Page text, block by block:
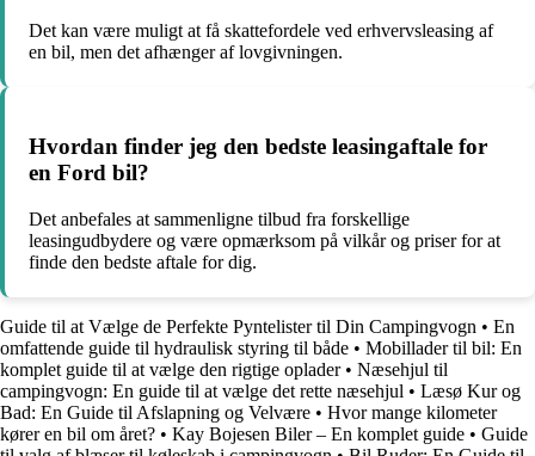
Det kan være muligt at få skattefordele ved erhvervsleasing af
en bil, men det afhænger af lovgivningen.
Hvordan finder jeg den bedste leasingaftale for
en Ford bil?
Det anbefales at sammenligne tilbud fra forskellige
leasingudbydere og være opmærksom på vilkår og priser for at
finde den bedste aftale for dig.
Guide til at Vælge de Perfekte Pyntelister til Din Campingvogn • En
omfattende guide til hydraulisk styring til både • Mobillader til bil: En
komplet guide til at vælge den rigtige oplader• Næsehjul til
campingvogn: En guide til at vælge det rette næsehjul • Læsø Kur og
Bad: En Guide til Afslapning og Velvære • Hvor mange kilometer
kører en bil om året? • Kay Bojesen Biler – En komplet guide • Guide